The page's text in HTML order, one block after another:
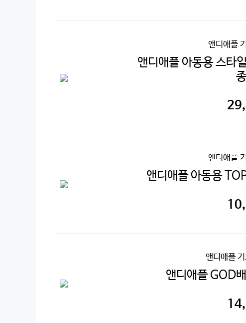
앤디애플
앤디애플 아동용 스타
앤디애플
앤디애플 아동용
앤디애플 기
앤디애플 GOD